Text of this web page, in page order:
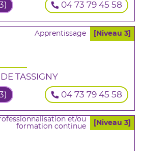
04 73 79 45 58
Apprentissage [Niveau 3]
TASSIGNY
04 73 79 45 58
et/ou
formation continue
[Niveau 3]